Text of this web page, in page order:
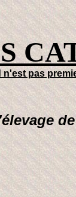
pas